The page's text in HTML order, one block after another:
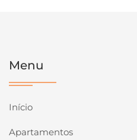
Menu
Início
Apartamentos